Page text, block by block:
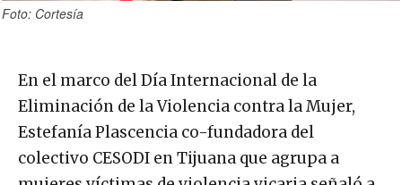
Foto: Cortesía
En el marco del Día Internacional de la
Eliminación de la Violencia contra la Mujer,
Estefanía Plascencia co-fundadora del
colectivo CESODI en Tijuana que agrupa a